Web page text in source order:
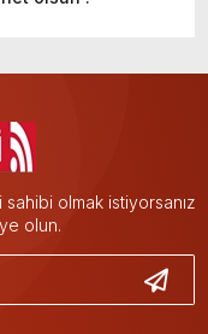
olmak istiyorsanız
olun.